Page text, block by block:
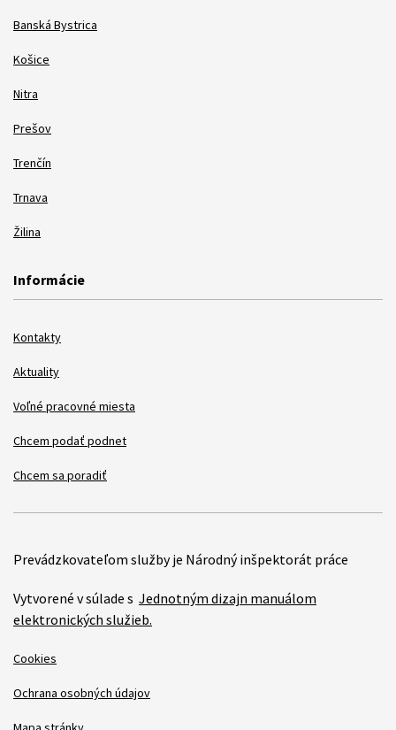
Banská Bystrica
Košice
Nitra
Prešov
Trenčín
Trnava
Žilina
Informácie
Kontakty
Aktuality
Voľné pracovné miesta
Chcem podať podnet
Chcem sa poradiť
Prevádzkovateľom služby je Národný inšpektorát práce
Vytvorené v súlade s Jednotným dizajn manuálom
elektronických služieb.
Cookies
Ochrana osobných údajov